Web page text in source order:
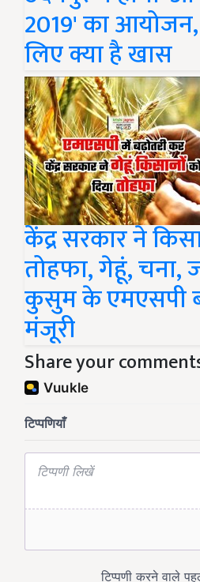
2019' का
लिए क्या है खास
केंद्र सरकार ने
तोहफा, गेहूं, चना,
कुसुम के एमएसपी
मंजूरी
Share your